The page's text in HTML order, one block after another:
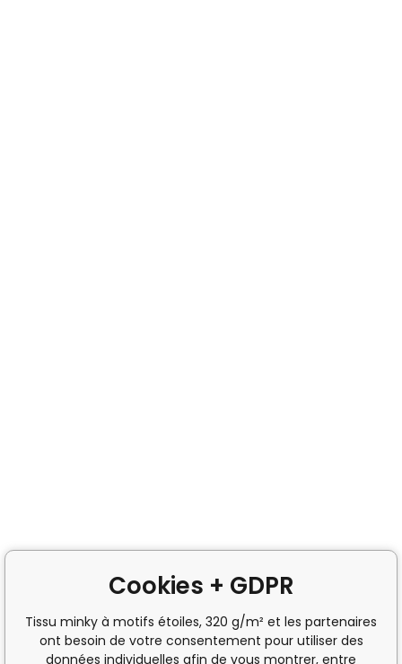
Cookies + GDPR
Tissu minky à motifs étoiles, 320 g/m² et les partenaires
ont besoin de votre consentement pour utiliser des
données individuelles afin de vous montrer, entre